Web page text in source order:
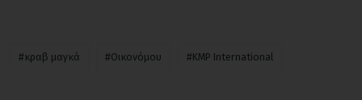
#κραβ μαγκά #Οικονόμου #KMP International